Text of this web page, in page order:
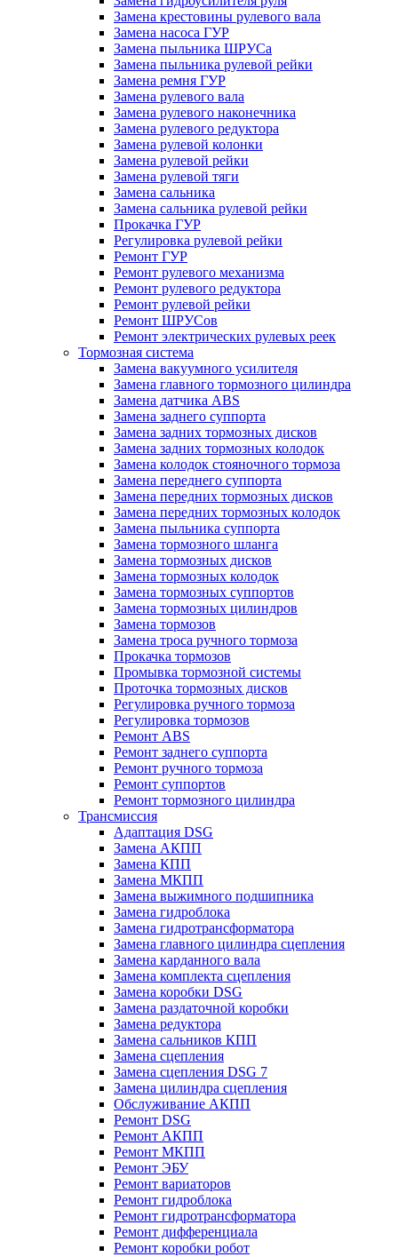
Замена крестовины рулевого вала
Замена насоса ГУР
Замена пыльника ШРУСа
Замена пыльника рулевой рейки
Замена ремня ГУР
Замена рулевого вала
Замена рулевого наконечника
Замена рулевого редуктора
Замена рулевой колонки
Замена рулевой рейки
Замена рулевой тяги
Замена сальника
Замена сальника рулевой рейки
Прокачка ГУР
Регулировка рулевой рейки
Ремонт ГУР
Ремонт рулевого механизма
Ремонт рулевого редуктора
Ремонт рулевой рейки
Ремонт ШРУСов
Ремонт электрических рулевых реек
Тормозная система
Замена вакуумного усилителя
Замена главного тормозного цилиндра
Замена датчика ABS
Замена заднего суппорта
Замена задних тормозных дисков
Замена задних тормозных колодок
Замена колодок стояночного тормоза
Замена переднего суппорта
Замена передних тормозных дисков
Замена передних тормозных колодок
Замена пыльника суппорта
Замена тормозного шланга
Замена тормозных дисков
Замена тормозных колодок
Замена тормозных суппортов
Замена тормозных цилиндров
Замена тормозов
Замена троса ручного тормоза
Прокачка тормозов
Промывка тормозной системы
Проточка тормозных дисков
Регулировка ручного тормоза
Регулировка тормозов
Ремонт ABS
Ремонт заднего суппорта
Ремонт ручного тормоза
Ремонт суппортов
Ремонт тормозного цилиндра
Трансмиссия
Адаптация DSG
Замена АКПП
Замена КПП
Замена МКПП
Замена выжимного подшипника
Замена гидроблока
Замена гидротрансформатора
Замена главного цилиндра сцепления
Замена карданного вала
Замена комплекта сцепления
Замена коробки DSG
Замена раздаточной коробки
Замена редуктора
Замена сальников КПП
Замена сцепления
Замена сцепления DSG 7
Замена цилиндра сцепления
Обслуживание АКПП
Ремонт DSG
Ремонт АКПП
Ремонт МКПП
Ремонт ЭБУ
Ремонт вариаторов
Ремонт гидроблока
Ремонт гидротрансформатора
Ремонт дифференциала
Ремонт коробки робот